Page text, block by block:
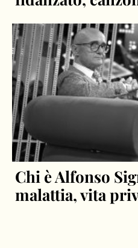
Chi è Alfonso
malattia, vita